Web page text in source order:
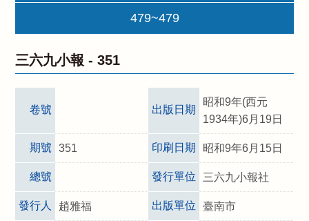
479~479
三六九小報 -351
卷號 出版日期
昭和9年(西元
1934年)6月19日
期號 351 印刷日期 昭和9年6月15日
總號 發行單位 三六九小報社
發行人 趙雅福 出版單位 臺南市